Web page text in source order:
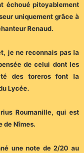
échoué pitoyablement
uniquement grâce à
Renaud.
je ne reconnais pas la
de celui dont les
des toreros font la
Lycée.
Roumanille, qui est
de Nîmes.
une note de 2/20 au